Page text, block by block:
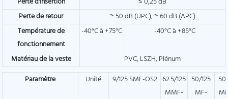
Perte de retour
≥ 50 dB (UPC), ≥ 60 dB (APC)
Température de
fonctionnement
-40°C à +75°C -40°C à +85°C
Matériau de la veste
PVC, LSZH, Plénum
Paramètre
Unité 9/125 SMF-OS2 62.5/125
MMF-
50/125
MF-